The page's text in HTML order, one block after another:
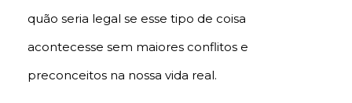
quão seria legal se esse tipo de coisa
acontecesse sem maiores conflitos e
preconceitos na nossa vida real.